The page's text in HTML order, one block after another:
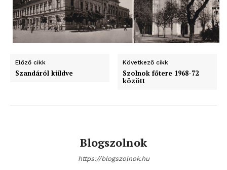
Előző cikk
Szandáról küldve
Következő cikk
Szolnok főtere 1968-72
között
Blogszolnok
https://blogszolnok.hu